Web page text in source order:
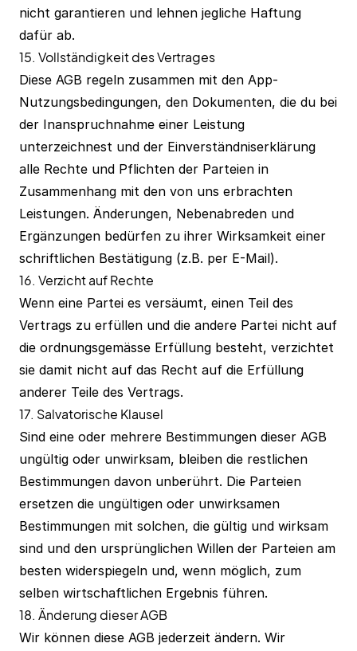
nicht garantieren und lehnen jegliche Haftung
dafür ab.
15. Vollständigkeit des Vertrages
Diese AGB regeln zusammen mit den App-
Nutzungsbedingungen, den Dokumenten, die du bei
der Inanspruchnahme einer Leistung
unterzeichnest und der Einverständniserklärung
alle Rechte und Pflichten der Parteien in
Zusammenhang mit den von uns erbrachten
Leistungen. Änderungen, Nebenabreden und
Ergänzungen bedürfen zu ihrer Wirksamkeit einer
schriftlichen Bestätigung (z.B. per E-Mail).
16. Verzicht auf Rechte
Wenn eine Partei es versäumt, einen Teil des
Vertrags zu erfüllen und die andere Partei nicht auf
die ordnungsgemässe Erfüllung besteht, verzichtet
sie damit nicht auf das Recht auf die Erfüllung
anderer Teile des Vertrags.
17. Salvatorische Klausel
Sind eine oder mehrere Bestimmungen dieser AGB
ungültig oder unwirksam, bleiben die restlichen
Bestimmungen davon unberührt. Die Parteien
ersetzen die ungültigen oder unwirksamen
Bestimmungen mit solchen, die gültig und wirksam
sind und den ursprünglichen Willen der Parteien am
besten widerspiegeln und, wenn möglich, zum
selben wirtschaftlichen Ergebnis führen.
18. Änderung dieser AGB
Wir können diese AGB jederzeit ändern. Wir